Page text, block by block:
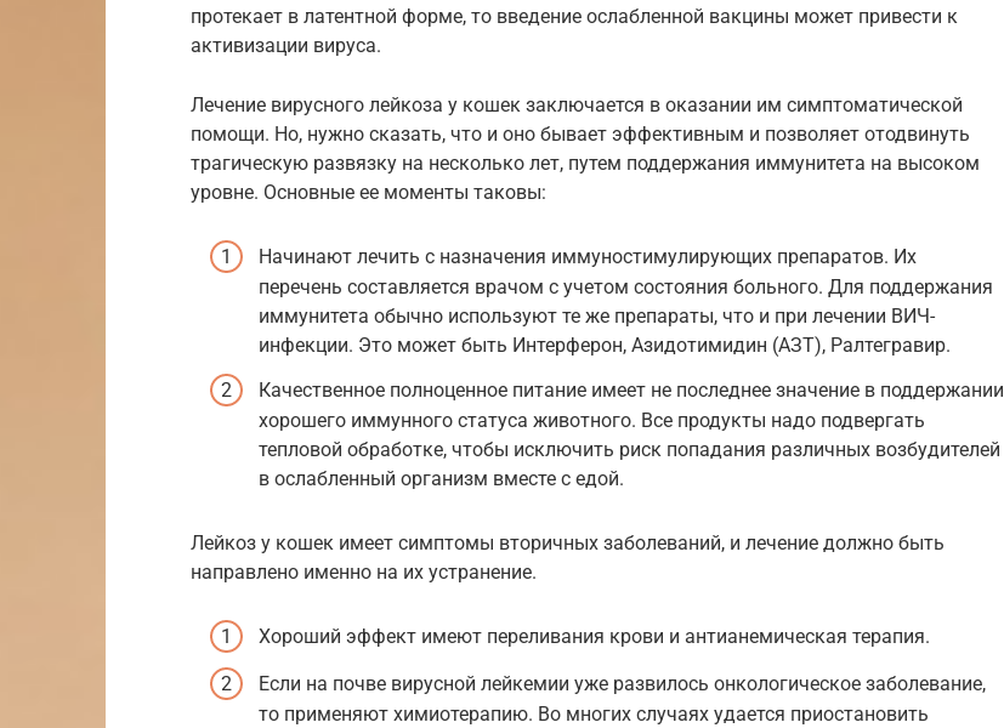
протекает в латентной форме, то введение ослабленной вакцины может привести к
активизации вируса.
Лечение вирусного лейкоза у кошек заключается в оказании им симптоматической
помощи. Но, нужно сказать, что и оно бывает эффективным и позволяет отодвинуть
трагическую развязку на несколько лет, путем поддержания иммунитета на высоком
уровне. Основные ее моменты таковы:
Начинают лечить с назначения иммуностимулирующих препаратов. Их
перечень составляется врачом с учетом состояния больного. Для поддержания
иммунитета обычно используют те же препараты, что и при лечении ВИЧ-
инфекции. Это может быть Интерферон, Азидотимидин (АЗТ), Ралтегравир.
Качественное полноценное питание имеет не последнее значение в поддержании
хорошего иммунного статуса животного. Все продукты надо подвергать
тепловой обработке, чтобы исключить риск попадания различных возбудителей
в ослабленный организм вместе с едой.
Лейкоз у кошек имеет симптомы вторичных заболеваний, и лечение должно быть
направлено именно на их устранение.
Хороший эффект имеют переливания крови и антианемическая терапия.
Если на почве вирусной лейкемии уже развилось онкологическое заболевание,
то применяют химиотерапию. Во многих случаях удается приостановить